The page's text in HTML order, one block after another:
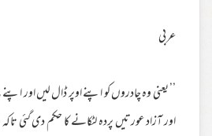
عربی
’’ یعنی وہ چادروں کو اپنے اوپر ڈال لیں اور
اور آزاد عورتیں پردہ لٹکانے کا حکم دی گئی